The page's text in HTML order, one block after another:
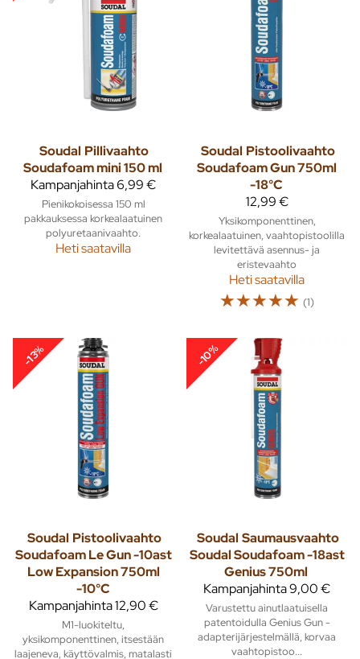
Soudal Pillivaahto
Soudafoam mini 150 ml
Kampanjahinta6,99 €
Pienikokoisessa 150 ml
pakkauksessa korkealaatuinen
polyuretaanivaahto.
Heti saatavilla
Soudal Pistoolivaahto
Soudafoam Gun 750ml
-18°C
12,99 €
Yksikomponenttinen,
korkealaatuinen, vaahtopistoolilla
levitettävä asennus- ja
eristevaahto
Heti saatavilla
☆☆☆☆☆ (1)
-13%
Soudal Pistoolivaahto
Soudafoam Le Gun -10ast
Low Expansion 750ml
-10°C
Kampanjahinta12,90 €
M1-luokiteltu,
yksikomponenttinen, itsestään
laajeneva, käyttövalmis, matalasti
-10%
Soudal Saumausvaahto
Soudal Soudafoam -18ast
Genius 750ml
Kampanjahinta9,00 €
Varustettu ainutlaatuisella
patentoidulla Genius Gun -
adapterijärjestelmällä, korvaa
vaahtopistoo...